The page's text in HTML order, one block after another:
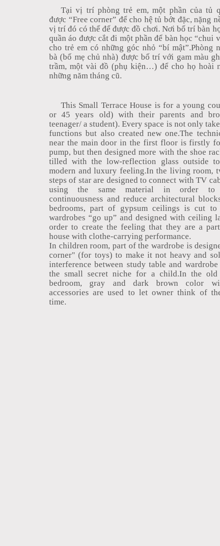
Tại vị trí phòng trẻ em, một phần của tủ
được “Free corner” để cho hệ tủ bớt đặc, nặng
vị trí đó có thể để được đồ chơi. Nơi bố trí bàn
quần áo được cắt đi một phần để bàn học “chui
cho trẻ em có những góc nhỏ “bí mật”.Phòng
bà (bố mẹ chủ nhà) được bố trí với gam màu
trầm, một vài đồ (phụ kiện…) để cho họ hoài
những năm tháng cũ.
This Small Terrace House is for a young
or 45 years old) with their parents and
teenager/ a student). Every space is not only
functions but also created new one.The
near the main door in the first floor is firstly
pump, but then designed more with the shoe
tilled with the low-reflection glass outside
modern and luxury feeling.In the living room,
steps of star are designed to connect with TV
using the same material in order to
continuousness and reduce architectural
bedrooms, part of gypsum ceilings is cut
wardrobes “go up” and designed with ceiling
order to create the feeling that they are a
house with clothe-carrying performance.
In children room, part of the wardrobe is
corner" (for toys) to make it not heavy and
interference between study table and wardrobe
the small secret niche for a child.In the old
bedroom, gray and dark brown color
accessories are used to let owner think of
time.